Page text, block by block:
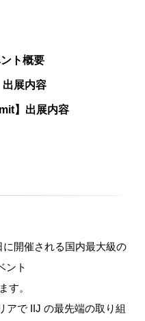
ト概要
出展内容
】出展内容
に開催される国内最大級の
ント
す。
アで IIJ の最先端の取り組